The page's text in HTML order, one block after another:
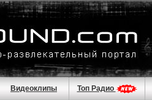
Видеоклипы Топ Радио